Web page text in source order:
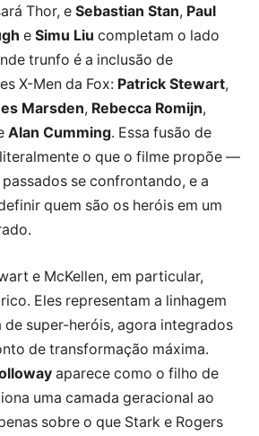
Thor, e Sebastian Stan, Paul
e Simu Liu completam o lado
trunfo é a inclusão de
X-Men da Fox: Patrick Stewart,
Marsden, Rebecca Romijn,
Alan Cumming. Essa fusão de
o que o filme propõe —
se confrontando, e a
quem são os heróis em um
e McKellen, em particular,
Eles representam a linhagem
super-heróis, agora integrados
de transformação máxima.
aparece como o filho de
uma camada geracional ao
sobre o que Stark e Rogers